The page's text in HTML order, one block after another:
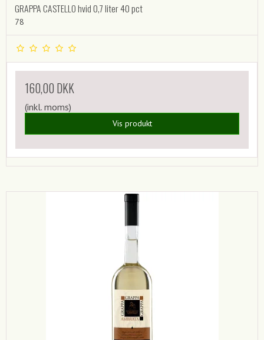
GRAPPA CASTELLO hvid 0,7 liter 40 pct
78
160,00 DKK
(inkl. moms)
Vis produkt